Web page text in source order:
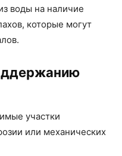
воды на наличие
которые могут
участки
или механических